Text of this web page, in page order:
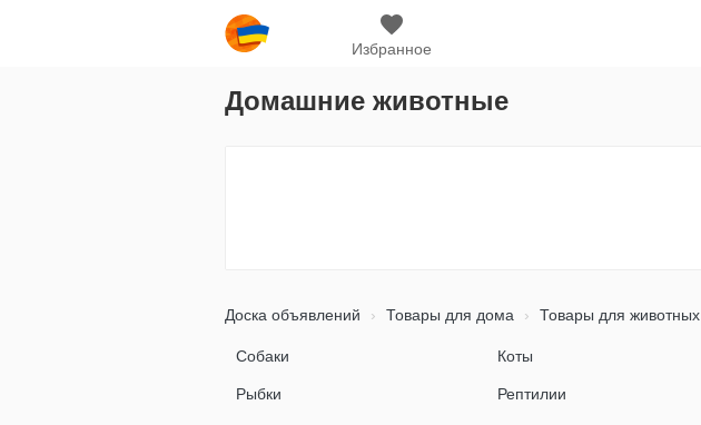
Избранное
Домашние животные
Доска объявлений Товары для дома Товары для животных
Собаки Коты
Рыбки Рептилии